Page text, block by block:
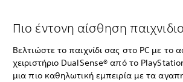
Πιο έντονη αίσθηση
Βελτιώστε το παιχνίδι σας στο PC με το
χειριστήριο DualSense® από το
μια πιο καθηλωτική εμπειρία με τα